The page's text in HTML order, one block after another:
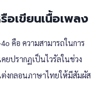
เขียนเนื้อเพลง
คือ ความสามารถในการ
ยปรากฏเป็นไวรัลในช่วง
ต่งกลอนภาษาไทยให้มีสัมผัส